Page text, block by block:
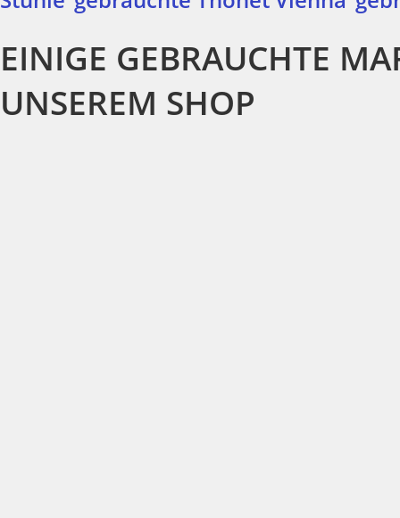
EINIGE GEBRAUCHTE
UNSEREM SHOP